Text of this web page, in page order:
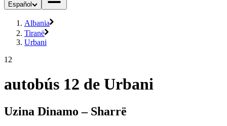
Español
Albania
Tiranë
Urbani
12
autobús 12 de Urbani
Uzina Dinamo – Sharrë